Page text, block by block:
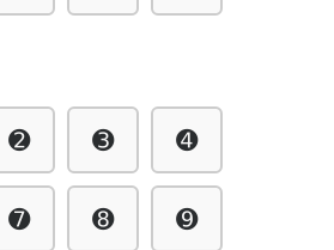
➋ ➌ ➍
➐ ➑ ➒